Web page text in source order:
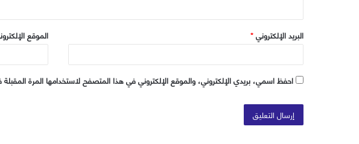
البريد الإلكتروني* الموقع
احفظ اسمي، بريدي الإلكتروني، والموقع الإلكتروني في هذا المتصفح لاستخدامها المرة